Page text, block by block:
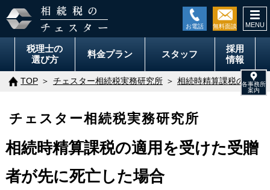
税理士の
選び方
料金プラン スタッフ
採用
情報
TOP チェスター相続税実務研究所 相続時精算課税の適用
チェスター相続税実務研究所
相続時精算課税の適用を受けた受贈
者が先に死亡した場合